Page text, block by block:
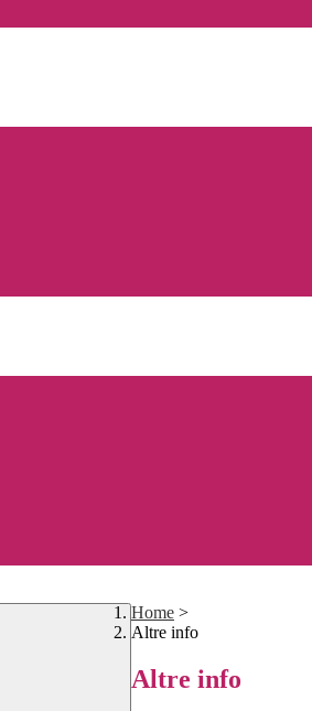
Home >
Altre info
Altre info